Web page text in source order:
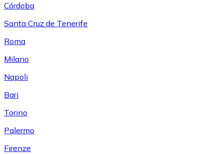
Córdoba
Santa Cruz de Tenerife
Roma
Milano
Napoli
Bari
Torino
Palermo
Firenze